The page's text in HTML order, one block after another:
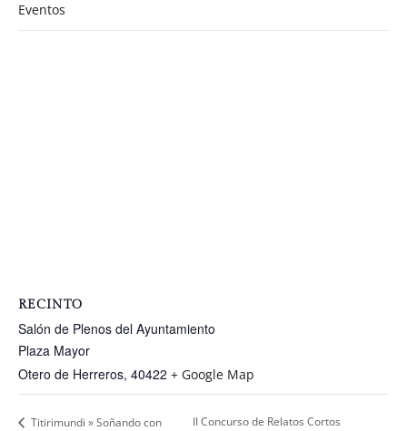
Eventos
RECINTO
Salón de Plenos del Ayuntamiento
Plaza Mayor
Otero de Herreros, 40422 + Google Map
Titirimundi » Soñando con
II Concurso de Relatos Cortos